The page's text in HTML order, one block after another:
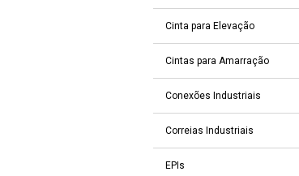
Cinta para Elevação
Cintas para Amarração
Conexões Industriais
Correias Industriais
EPIs